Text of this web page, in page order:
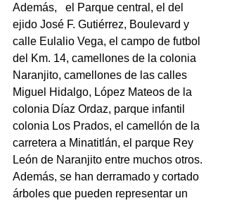
Además,   el Parque central, el del
ejido José F. Gutiérrez, Boulevard y
calle Eulalio Vega, el campo de futbol
del Km. 14, camellones de la colonia
Naranjito, camellones de las calles
Miguel Hidalgo, López Mateos de la
colonia Díaz Ordaz, parque infantil
colonia Los Prados, el camellón de la
carretera a Minatitlán, el parque Rey
León de Naranjito entre muchos otros.
Además, se han derramado y cortado
árboles que pueden representar un